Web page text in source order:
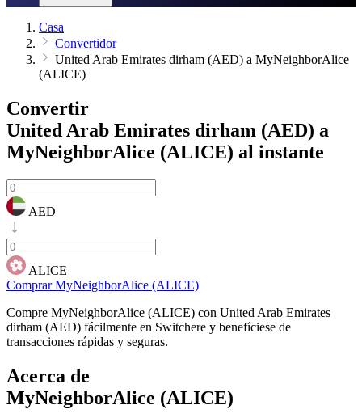
Casa
Convertidor
United Arab Emirates dirham (AED) a MyNeighborAlice
(ALICE)
Convertir
United Arab Emirates dirham (AED) a
MyNeighborAlice (ALICE) al instante
AED
ALICE
Comprar MyNeighborAlice (ALICE)
Compre MyNeighborAlice (ALICE) con United Arab Emirates
dirham (AED) fácilmente en Switchere y benefíciese de
transacciones rápidas y seguras.
Acerca de
MyNeighborAlice (ALICE)